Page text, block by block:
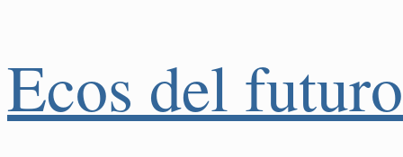
Ecos del futuro